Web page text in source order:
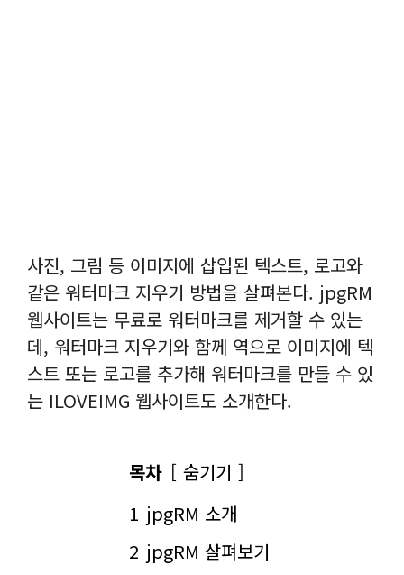
사진, 그림 등 이미지에 삽입된 텍스트, 로고와
같은 워터마크 지우기 방법을 살펴본다. jpgRM
웹사이트는 무료로 워터마크를 제거할 수 있는
데, 워터마크 지우기와 함께 역으로 이미지에 텍
스트 또는 로고를 추가해 워터마크를 만들 수 있
는 ILOVEIMG 웹사이트도 소개한다.
목차
숨기기
1 jpgRM 소개
2 jpgRM 살펴보기